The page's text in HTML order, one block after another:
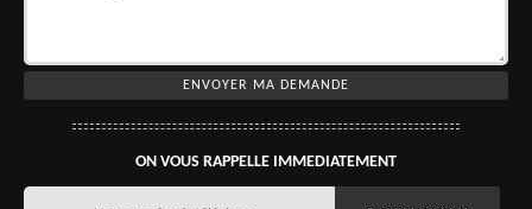
ON VOUS RAPPELLE IMMEDIATEMENT